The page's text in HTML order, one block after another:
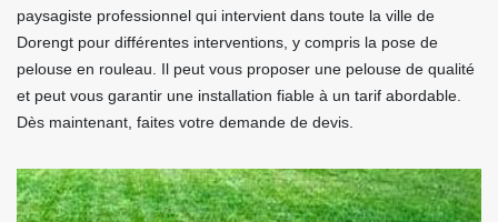
paysagiste professionnel qui intervient dans toute la ville de
Dorengt pour différentes interventions, y compris la pose de
pelouse en rouleau. Il peut vous proposer une pelouse de qualité
et peut vous garantir une installation fiable à un tarif abordable.
Dès maintenant, faites votre demande de devis.